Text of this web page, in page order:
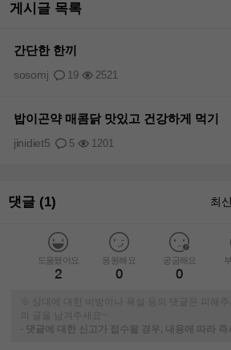
게시글 목록
간단한 한끼
19 2521
sosomj
밥이곤약 매콤닭 맛있고 건강하게 먹기
5 1201
jinidiet5
댓글 (1) 최
도움됐어요
2
응원해요
0
궁금해요
0
※ 상대에 대한 비방이나 욕설 등의 댓글은 피해주
의 글을 남겨주세요~
-
댓글에 대한 신고가 접수될 경우, 내용에 따라